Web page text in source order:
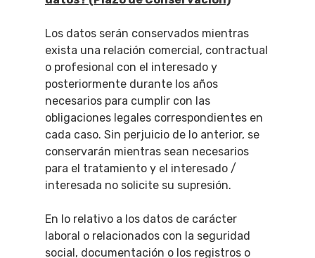
Los datos serán conservados mientras
exista una relación comercial, contractual
o profesional con el interesado y
posteriormente durante los años
necesarios para cumplir con las
obligaciones legales correspondientes en
cada caso. Sin perjuicio de lo anterior, se
conservarán mientras sean necesarios
para el tratamiento y el interesado /
interesada no solicite su supresión.
En lo relativo a los datos de carácter
laboral o relacionados con la seguridad
social, documentación o los registros o